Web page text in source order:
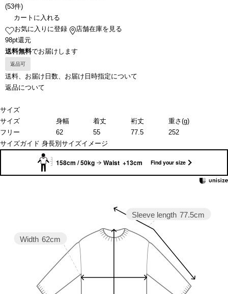
(53件)
カートに入れる
お気に入りに登録
店舗在庫を見る
98pt還元
送料無料でお届けします
返品可
送料、お届け日数、お届け日時指定について
返品について
サイズ
サイズ
身幅 着丈 裄丈
重さ(g)
フリー
62 55 77.5
252
サイズガイド 身長別サイズイメージ
158cm / 50kg Waist +13cm Find your size
Sleeve length 77.5cm
Width 62cm